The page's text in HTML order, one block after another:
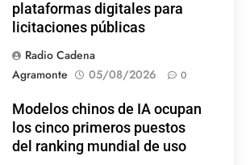
plataformas digitales para
licitaciones públicas
Radio Cadena
Agramonte
05/08/2026 0
Modelos chinos de IA ocupan
los cinco primeros puestos
del ranking mundial de uso